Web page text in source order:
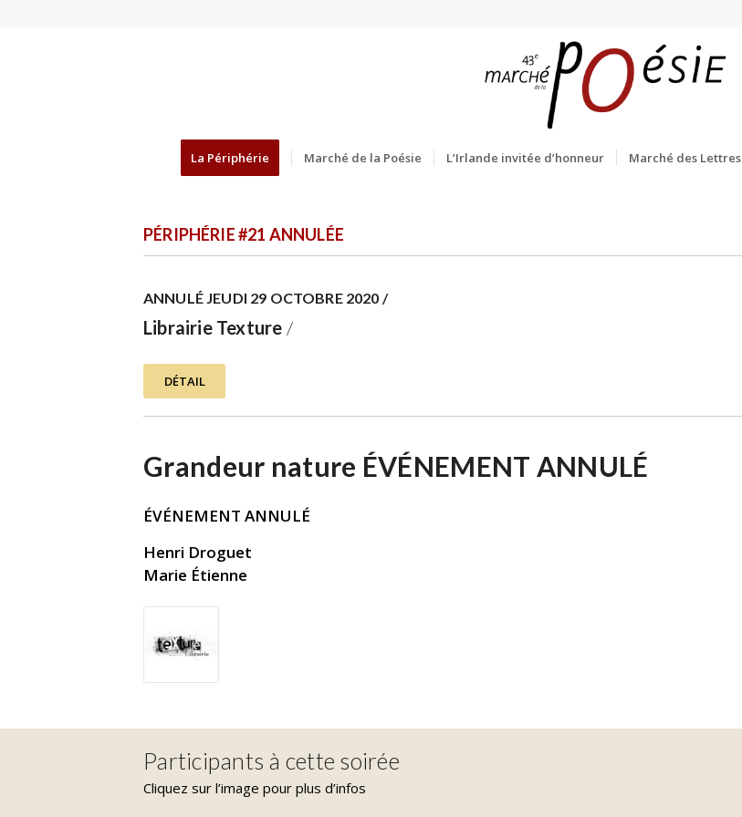
La Périphérie Marché de la Poésie L’Irlande invitée d’honneur Marché des Lettres
PÉRIPHÉRIE #21 ANNULÉE
ANNULÉ JEUDI 29 OCTOBRE 2020 /
Librairie Texture /
DÉTAIL
Grandeur nature ÉVÉNEMENT ANNULÉ
ÉVÉNEMENT ANNULÉ
Henri Droguet
Marie Étienne
Participants à cette soirée
Cliquez sur l’image pour plus d’infos